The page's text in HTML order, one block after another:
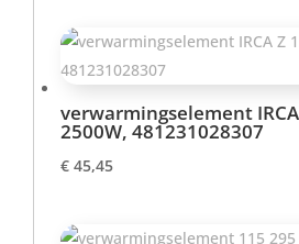
€ 30,00.€ 25,00.
verwarmingselement
2500W, 481231028307
€ 45,45